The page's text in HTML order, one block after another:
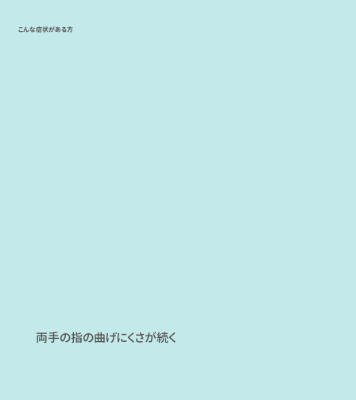
こんな症状がある方
両手の指の曲げにくさが続く